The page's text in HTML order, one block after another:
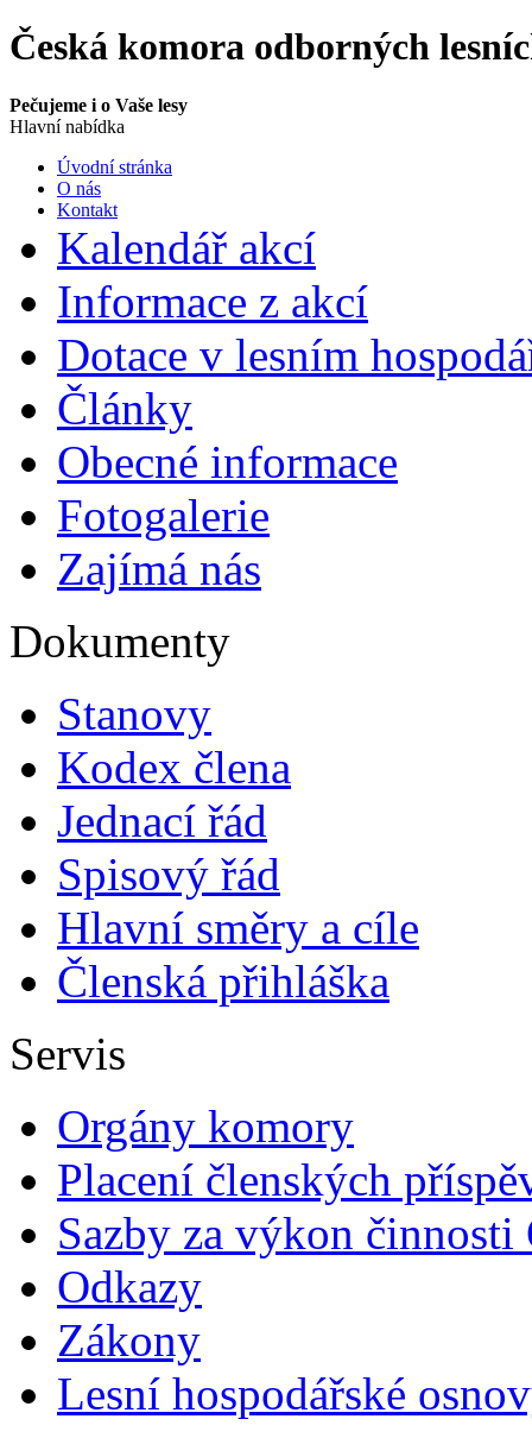
Česká komora odborných
Pečujeme i o Vaše lesy
Hlavní nabídka
Úvodní stránka
O nás
Kontakt
Kalendář akcí
Informace z akcí
Dotace v lesním
Články
Obecné informace
Fotogalerie
Zajímá nás
Dokumenty
Stanovy
Kodex člena
Jednací řád
Spisový řád
Hlavní směry a cíle
Členská přihláška
Servis
Orgány komory
Placení členských
Sazby za výkon činnosti
Odkazy
Zákony
Lesní hospodářské